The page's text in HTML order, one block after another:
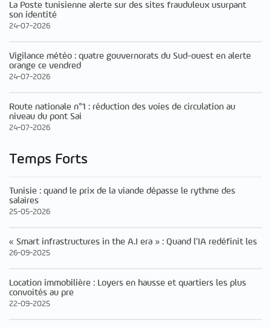
La Poste tunisienne alerte sur des sites frauduleux usurpant
son identité
24-07-2026
Vigilance météo : quatre gouvernorats du Sud-ouest en alerte
orange ce vendred
24-07-2026
Route nationale n°1 : réduction des voies de circulation au
niveau du pont Sai
24-07-2026
Temps Forts
Tunisie : quand le prix de la viande dépasse le rythme des
salaires
25-05-2026
« Smart infrastructures in the A.I era » : Quand l’IA redéfinit les
26-09-2025
Location immobilière : Loyers en hausse et quartiers les plus
convoités au pre
22-09-2025